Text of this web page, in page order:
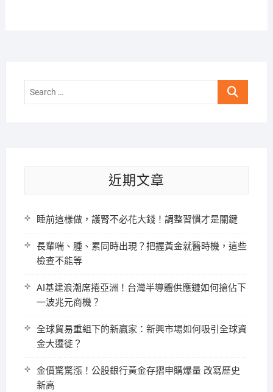
Search
近期文章
睡前這樣做，護腎不必花大錢！調整習慣才是關鍵
長輩喘、腫、累同時出現？把握黃金就醫時機，這些
檢查不能等
AI基建浪潮席捲亞洲！台灣半導體供應鏈如何搶佔下
一波兆元商機？
全球貿易重組下的新贏家：新興市場如何吸引全球資
金大遷徙？
金價驚驚漲！公股銀行黃金存摺申購爆量 改寫歷史
新高